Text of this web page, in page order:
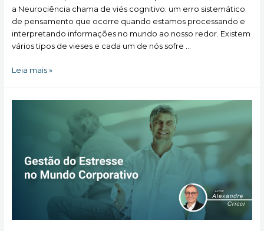
a Neurociência chama de viés cognitivo: um erro sistemático
de pensamento que ocorre quando estamos processando e
interpretando informações no mundo ao nosso redor. Existem
vários tipos de vieses e cada um de nós sofre …
Será
assim?
Leia mais »